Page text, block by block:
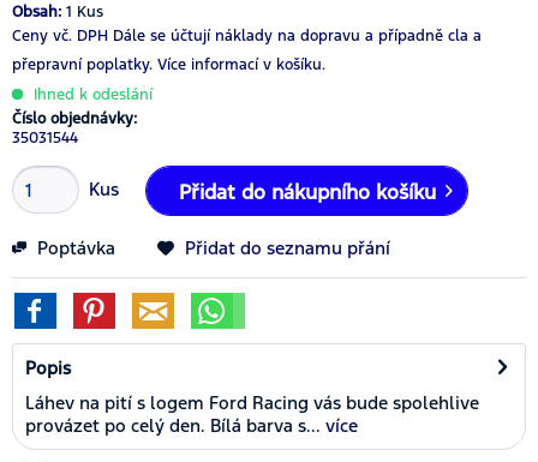
Obsah: 1 Kus
Ceny vč. DPH Dále se účtují náklady na dopravu a případně cla a
přepravní poplatky. Více informací v košíku.
Ihned k odeslání
Číslo objednávky:
35031544
Kus Přidat do nákupního košíku
Poptávka Přidat do seznamu přání
Popis
Láhev na pití s logem Ford Racing vás bude spolehlive
provázet po celý den. Bílá barva s... více